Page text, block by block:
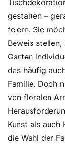
gestalten –
feiern. Sie
Beweis
Garten
das häufig
Familie. Doch
von floralen
Kunst als auch
die Wahl der